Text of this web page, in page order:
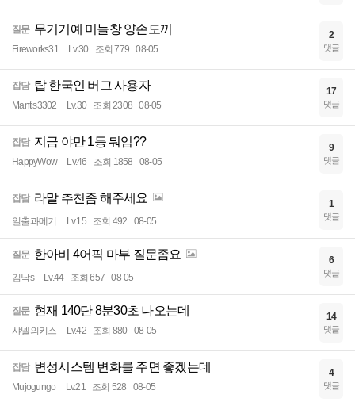
질문 무기기예 미늘창 양손도끼
Fireworks31 Lv.30 조회 779 08-05
2
댓글
잡담 탑 한국인 버그 사용자
Mantis3302 Lv.30 조회 2308 08-05
17
댓글
잡담 지금 야만 1등 뭐임??
HappyWow Lv.46 조회 1858 08-05
9
댓글
잡담 라말 추천좀 해주세요
일출과메기 Lv.15 조회 492 08-05
1
댓글
질문 한아비 4어픽 마부 질문좀요
김낙s Lv.44 조회 657 08-05
6
댓글
질문 현재 140단 8분30초 나오는데
샤넬의키스 Lv.42 조회 880 08-05
14
댓글
잡담 변성시스템 변화를 주면 좋겠는데
Mujogungo Lv.21 조회 528 08-05
4
댓글